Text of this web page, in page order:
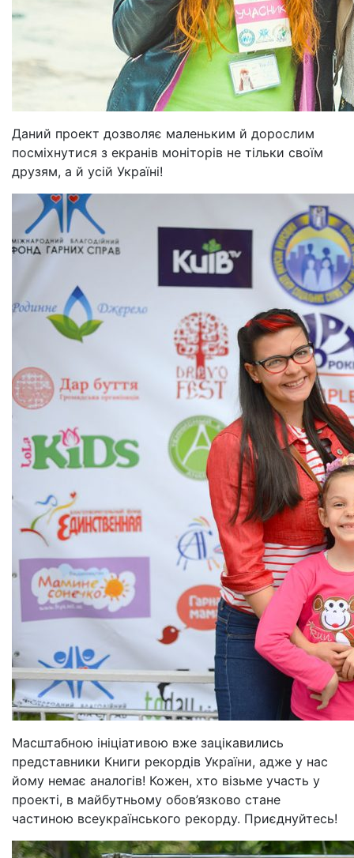
Даний проект дозволяє маленьким й дорослим
посміхнутися з екранів моніторів не тільки своїм
друзям, а й усій Україні!
Масштабною ініціативою вже зацікавились
представники Книги рекордів України, адже у нас
йому немає аналогів! Кожен, хто візьме участь у
проекті, в майбутньому обов’язково стане
частиною всеукраїнського рекорду. Приєднуйтесь!